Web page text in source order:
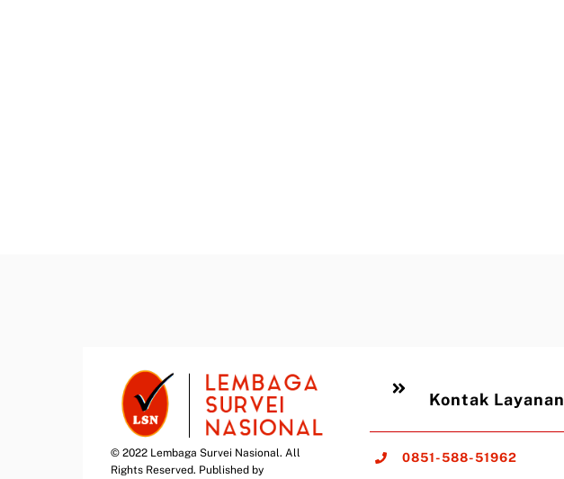
© 2022 Lembaga Survei Nasional. All
Rights Reserved. Published by
Kontak Layanan
0851-588-51962